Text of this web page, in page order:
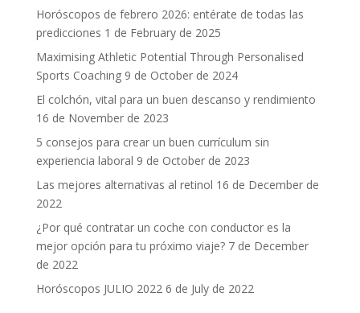
Horóscopos de febrero 2026: entérate de todas las
predicciones 1 de February de 2025
Maximising Athletic Potential Through Personalised
Sports Coaching 9 de October de 2024
El colchón, vital para un buen descanso y rendimiento
16 de November de 2023
5 consejos para crear un buen currículum sin
experiencia laboral 9 de October de 2023
Las mejores alternativas al retinol 16 de December de
2022
¿Por qué contratar un coche con conductor es la
mejor opción para tu próximo viaje? 7 de December
de 2022
Horóscopos JULIO 2022 6 de July de 2022